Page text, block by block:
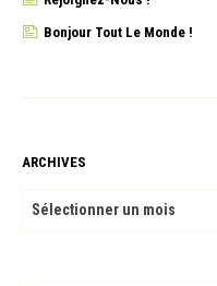
Bonjour Tout Le Monde !
ARCHIVES
ARCHIVES